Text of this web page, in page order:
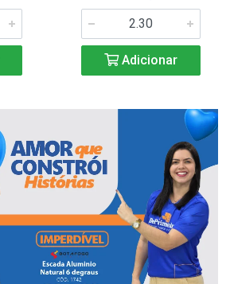
Adicionar